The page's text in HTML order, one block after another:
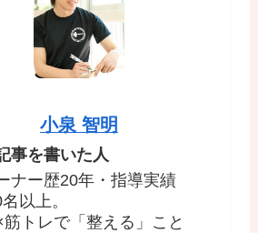
小泉 智明
事を書いた人
ナー歴20年・指導実績
以上。
トレで「整える」こと